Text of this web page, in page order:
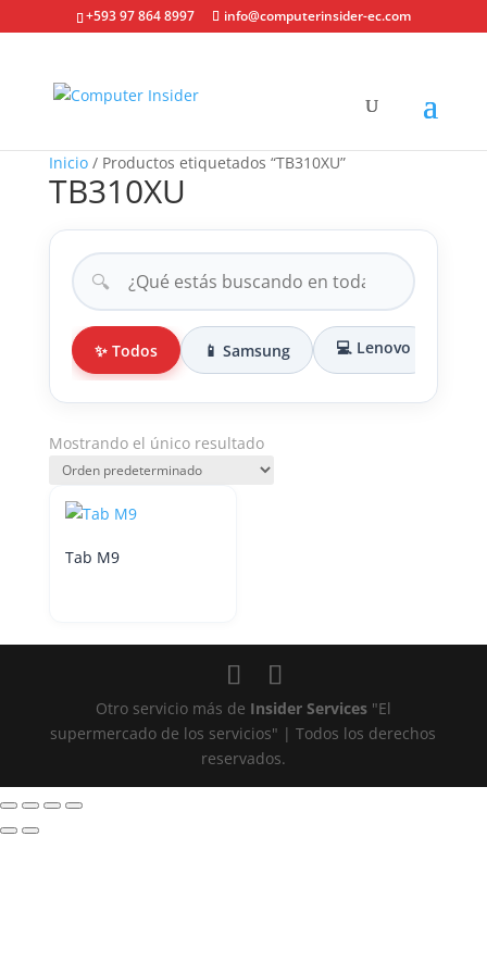
+593 97 864 8997 info@computerinsider-ec.com
Inicio/ Productos etiquetados “TB310XU”
TB310XU
🔍
✨ Todos 📱 Samsung 💻 Lenovo
Mostrando el único resultado
Tab M9
Otro servicio más de Insider Services"El
supermercado de los servicios" | Todos los derechos
reservados.